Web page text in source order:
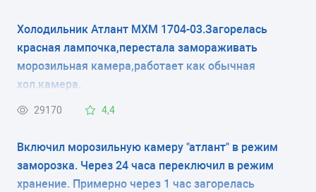
РАЗМЕРЫ (ШXГXВ)
60x64x195 см
КОЛИЧЕСТВО КОМПРЕССОРОВ
2
РАЗМОРАЖИВАНИЕ МОРОЗИЛЬНОЙ КАМЕРЫ
ручное
Холодильник Атлант МХМ 1704-03.Загорелась
красная лампочка,перестала замораживать
морозильная камера,работает как обычная
хол.камера.
29170 4,4
Включил морозильную камеру "атлант" в режим
заморозка. Через 24 часа переключил в режим
хранение. Примерно через 1 час загорелась